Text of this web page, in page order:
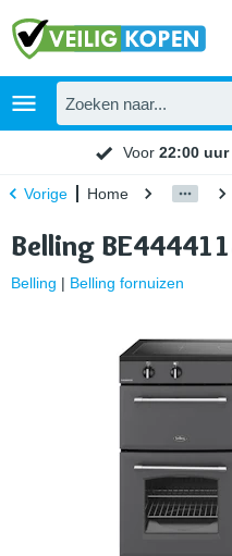
Voor 22:00 uur
Vorige Home
Belling
Belling | Belling fornuizen